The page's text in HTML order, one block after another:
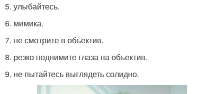
5. улыбайтесь.
6. мимика.
7. не смотрите в объектив.
8. резко поднимите глаза на объектив.
9. не пытайтесь выглядеть солидно.